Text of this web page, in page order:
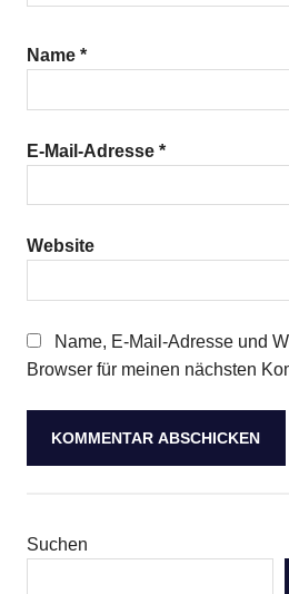
Name *
E-Mail-Adresse *
Website
Name, E-Mail-Adresse und
Browser für meinen nächsten
Suchen